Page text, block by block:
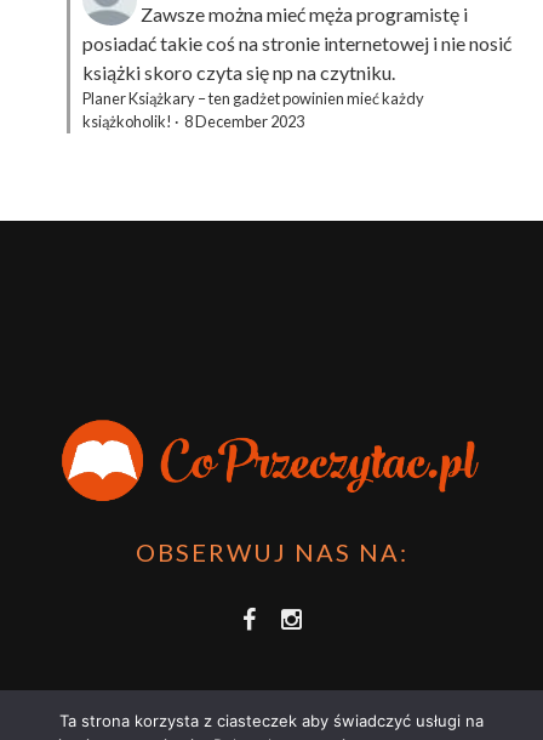
Zawsze można mieć męża programistę i
posiadać takie coś na stronie internetowej i nie nosić
książki skoro czyta się np na czytniku.
Planer Książkary – ten gadżet powinien mieć każdy
książkoholik! · 8 December 2023
OBSERWUJ NAS NA:
Ta strona korzysta z ciasteczek aby świadczyć usługi na